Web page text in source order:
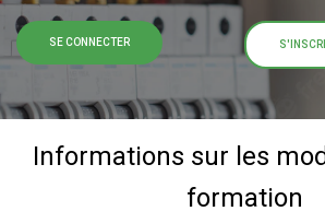
SE CONNECTER
Informations sur les
formation